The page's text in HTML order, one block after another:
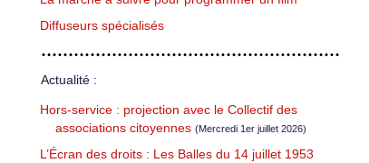
Diffuseurs spécialisés
Actualité :
Hors-service : projection avec le Collectif des
associations citoyennes (Mercredi 1er juillet 2026)
L’Écran des droits : Les Balles du 14 juillet 1953